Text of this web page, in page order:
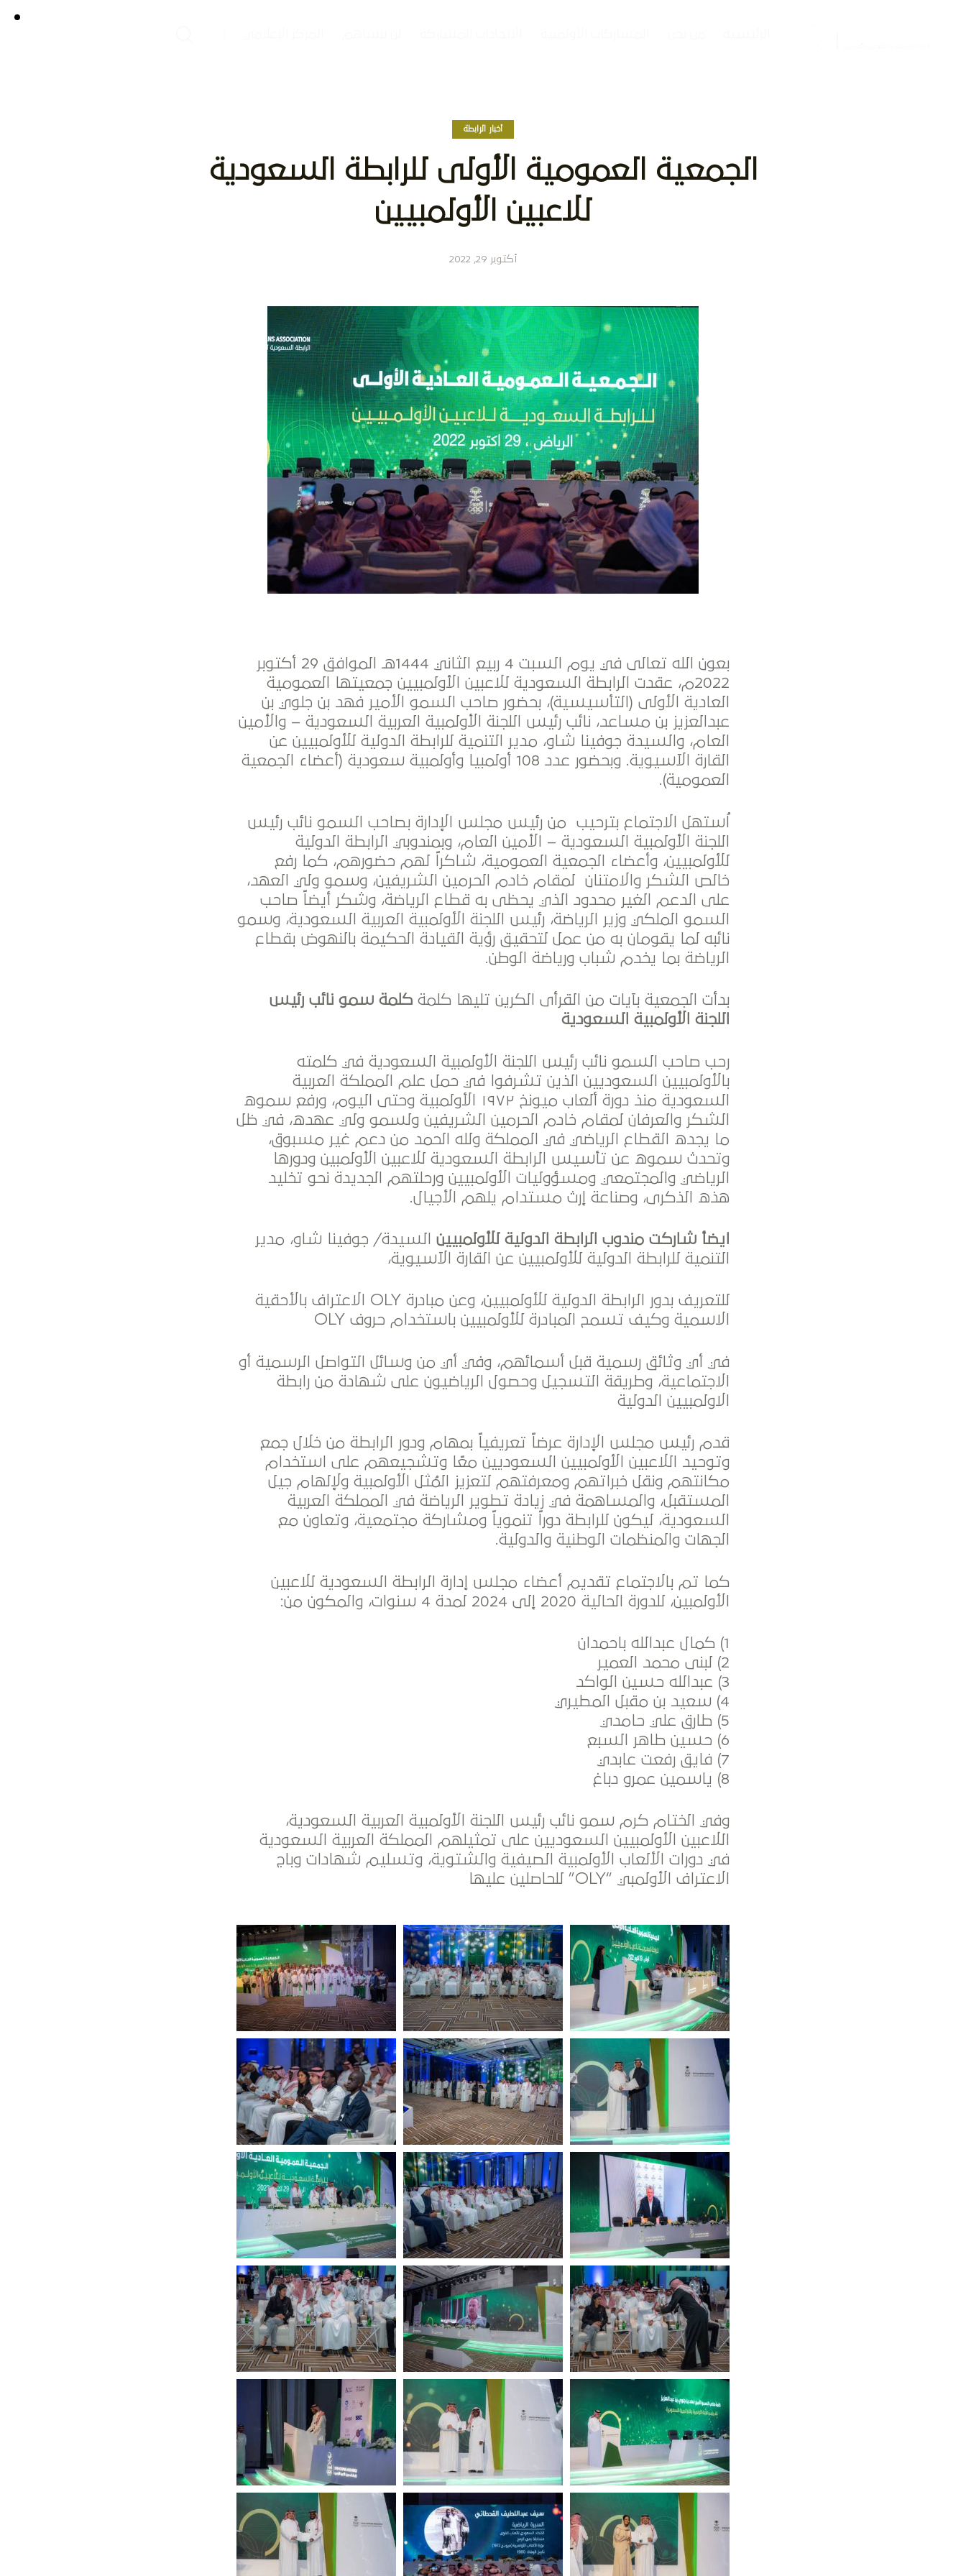
أخبار الرابطة
الجمعية العمومية الأولى للرابطة السعودية
للاعبين الأولمبيين
أكتوبر 29, 2022
بعون الله تعالى في يوم السبت 4 ربيع الثاني 1444هـ الموافق 29 أكتوبر
2022م، عقدت الرابطة السعودية للاعبين الأولمبيين جمعيتها العمومية
العادية الأولى (التأسيسية)، بحضور صاحب السمو الأمير فهد بن جلوي بن
عبدالعزيز بن مساعد، نائب رئيس اللجنة الأولمبية العربية السعودية – والأمين
العام، والسيدة جوفينا شاو، مدير التنمية للرابطة الدولية للأولمبيين عن
القارة الآسيوية. وبحضور عدد 108 أولمبيا وأولمبية سعودية (أعضاء الجمعية
العمومية).
اُستهل الاجتماع بترحيب من رئيس مجلس الإدارة بصاحب السمو نائب رئيس
اللجنة الأولمبية السعودية – الأمين العام، وبمندوبي الرابطة الدولية
للأولمبيين، وأعضاء الجمعية العمومية، شاكراً لهم حضورهم، كما رفع
خالص الشكر والامتنان لمقام خادم الحرمين الشريفين، وسمو ولي العهد،
على الدعم الغير محدود الذي يحظى به قطاع الرياضة، وشكر أيضاً صاحب
السمو الملكي وزير الرياضة، رئيس اللجنة الأولمبية العربية السعودية، وسمو
نائبه لما يقومان به من عمل لتحقيق رؤية القيادة الحكيمة بالنهوض بقطاع
الرياضة بما يخدم شباب ورياضة الوطن.
بدأت الجمعية بآيات من القرأى الكرين تليها كلمة كلمة سمو نائب رئيس
اللجنة الأولمبية السعودية
رحب صاحب السمو نائب رئيس اللجنة الأولمبية السعودية في كلمته
بالأولمبيين السعوديين الذين تشرفوا في حمل علم المملكة العربية
السعودية منذ دورة ألعاب ميونخ ١٩٧٢ الأولمبية وحتى اليوم، ورفع سموه
الشكر والعرفان لمقام خادم الحرمين الشريفين ولسمو ولي عهده، في ظل
ما يجده القطاع الرياضي في المملكة ولله الحمد من دعم غير مسبوق،
وتحدث سموه عن تأسيس الرابطة السعودية للاعبين الأولمبين ودورها
الرياضي والمجتمعي ومسؤوليات الأولمبيين ورحلتهم الجديدة نحو تخليد
هذه الذكرى، وصناعة إرث مستدام يلهم الأجيال.
ايضأ شاركت مندوب الرابطة الدولية للأولمبيينالسيدة/ جوفينا شاو، مدير
التنمية للرابطة الدولية للأولمبيين عن القارة الآسيوية،
للتعريف بدور الرابطة الدولية للأولمبيين، وعن مبادرة OLY الاعتراف بالأحقية
الاسمية وكيف تسمح المبادرة للأولمبيين باستخدام حروف OLY
في أي وثائق رسمية قبل أسمائهم، وفي أي من وسائل التواصل الرسمية أو
الاجتماعية، وطريقة التسجيل وحصول الرياضيون على شهادة من رابطة
الاولمبيين الدولية
قدم رئيس مجلس الإدارة عرضاً تعريفياً بمهام ودور الرابطة من خلال جمع
وتوحيد اللاعبين الأولمبيين السعوديين معًا وتشجيعهم على استخدام
مكانتهم ونقل خبراتهم ومعرفتهم لتعزيز المُثل الأولمبية ولإلهام جيل
المستقبل، والمساهمة في زيادة تطوير الرياضة في المملكة العربية
السعودية، ليكون للرابطة دوراً تنموياً ومشاركة مجتمعية، وتعاون مع
الجهات والمنظمات الوطنية والدولية.
كما تم بالاجتماع تقديم أعضاء مجلس إدارة الرابطة السعودية للاعبين
الأولمبين، للدورة الحالية 2020 إلى 2024 لمدة 4 سنوات، والمكون من:
1) كمال عبدالله باحمدان
2) لبنى محمد العمير
3) عبدالله حسين الواكد
4) سعيد بن مقبل المطيري
5) طارق علي حامدي
6) حسين طاهر السبع
7) فايق رفعت عابدي
8) ياسمين عمرو دباغ
وفي الختام كرم سمو نائب رئيس اللجنة الأولمبية العربية السعودية،
اللاعبين الأولمبيين السعوديين على تمثيلهم المملكة العربية السعودية
في دورات الألعاب الأولمبية الصيفية والشتوية، وتسليم شهادات وباج
الاعتراف الأولمبي “OLY” للحاصلين عليها